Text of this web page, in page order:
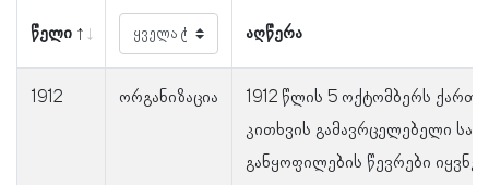
წელი აღწერა
1912 ორგანიზაცია
1912 წლის 5 ოქტომბერს
კითხვის გამავრცელებელი
განყოფილების წევრები